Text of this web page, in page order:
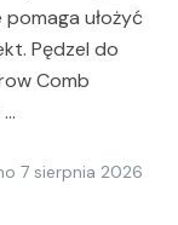
ułożyć
Pędzel do
Comb
7 sierpnia 2026